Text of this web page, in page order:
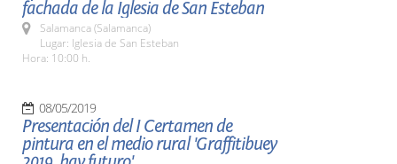
fachada de la Iglesia de San Esteban
Salamanca (Salamanca)
Lugar: Iglesia de San Esteban
Hora: 10:00 h.
08/05/2019
Presentación del I Certamen de
pintura en el medio rural 'Graffitibuey